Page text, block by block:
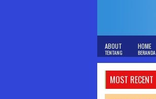
ABOUT
TENTANG
HOME
BERANDA
MOST RECENT